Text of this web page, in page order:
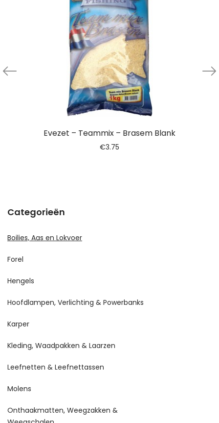
Evezet – Teammix – Brasem Blank
€3.75
Categorieën
Boilies, Aas en Lokvoer
Forel
Hengels
Hoofdlampen, Verlichting & Powerbanks
Karper
Kleding, Waadpakken & Laarzen
Leefnetten & Leefnettassen
Molens
Onthaakmatten, Weegzakken &